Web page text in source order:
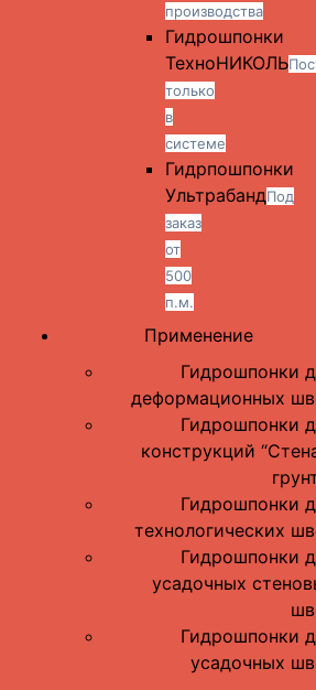
производства
Гидрошпонки
ТехноНИКОЛЬ
только
в
системе
Гидрпошпонки
УльтрабандПод
заказ
от
500
п.м.
Применение
Гидрошпонки
деформационных
Гидрошпонки
конструкций
Гидрошпонки
технологических
Гидрошпонки
усадочных
Гидрошпонки
усадочных